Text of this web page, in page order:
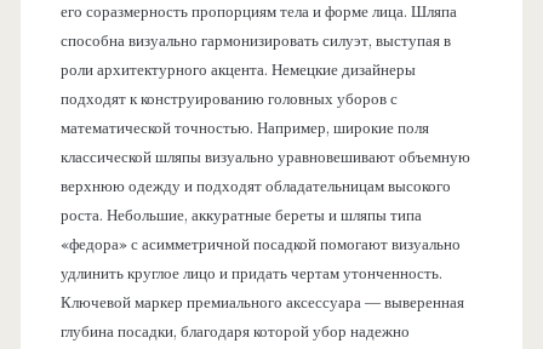
его соразмерность пропорциям тела и форме лица. Шляпа
способна визуально гармонизировать силуэт, выступая в
роли архитектурного акцента. Немецкие дизайнеры
подходят к конструированию головных уборов с
математической точностью. Например, широкие поля
классической шляпы визуально уравновешивают объемную
верхнюю одежду и подходят обладательницам высокого
роста. Небольшие, аккуратные береты и шляпы типа
«федора» с асимметричной посадкой помогают визуально
удлинить круглое лицо и придать чертам утонченность.
Ключевой маркер премиального аксессуара — выверенная
глубина посадки, благодаря которой убор надежно